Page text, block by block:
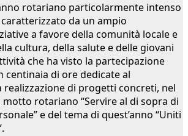
rotariano particolarmente intenso
da un ampio
a favore della comunità locale e
cultura, della salute e delle giovani
che ha visto la partecipazione
centinaia di ore dedicate al
realizzazione di progetti concreti, nel
rotariano “Servire al di sopra di
e del tema di quest’anno “Uniti